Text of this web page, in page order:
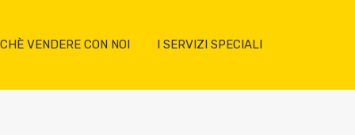
VENDERE CON NOI I SERVIZI SPECIALI